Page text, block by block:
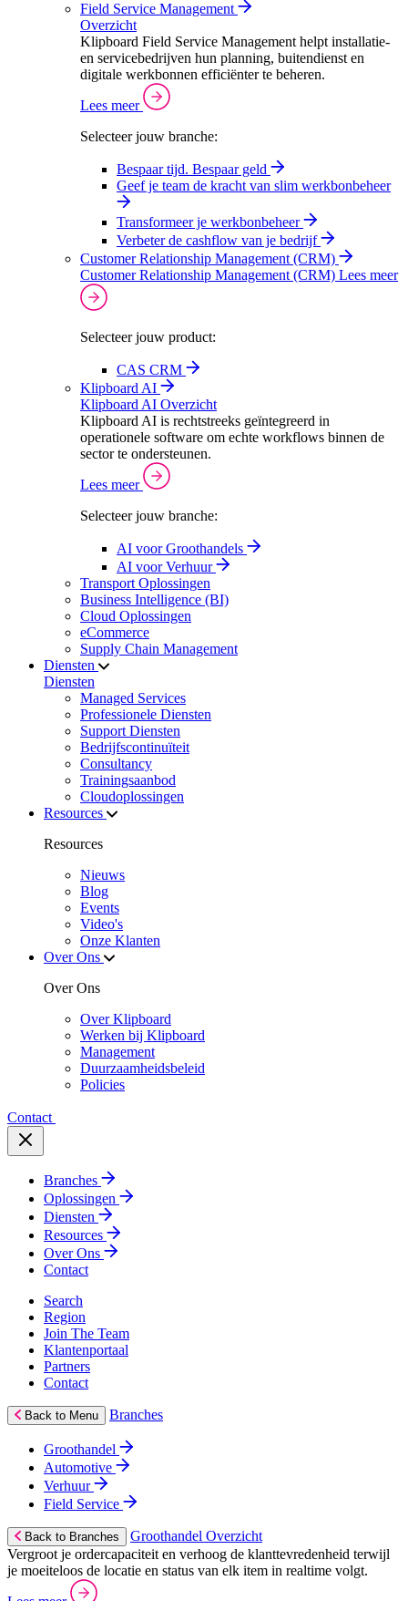
Field Service Management
Overzicht
Klipboard Field Service Management helpt installatie-
en servicebedrijven hun planning, buitendienst en
digitale werkbonnen efficiënter te beheren.
Lees meer
Selecteer jouw branche:
Bespaar tijd. Bespaar geld
Geef je team de kracht van slim werkbonbeheer
Transformeer je werkbonbeheer
Verbeter de cashflow van je bedrijf
Customer Relationship Management (CRM)
Customer Relationship Management (CRM) Lees meer
Selecteer jouw product:
CAS CRM
Klipboard AI
Klipboard AI Overzicht
Klipboard AI is rechtstreeks geïntegreerd in
operationele software om echte workflows binnen de
sector te ondersteunen.
Lees meer
Selecteer jouw branche:
AI voor Groothandels
AI voor Verhuur
Transport Oplossingen
Business Intelligence (BI)
Cloud Oplossingen
eCommerce
Supply Chain Management
Diensten
Diensten
Managed Services
Professionele Diensten
Support Diensten
Bedrijfscontinuïteit
Consultancy
Trainingsaanbod
Cloudoplossingen
Resources
Resources
Nieuws
Blog
Events
Video's
Onze Klanten
Over Ons
Over Ons
Over Klipboard
Werken bij Klipboard
Management
Duurzaamheidsbeleid
Policies
Contact
Branches
Oplossingen
Diensten
Resources
Over Ons
Contact
Search
Region
Join The Team
Klantenportaal
Partners
Contact
Back to Menu Branches
Groothandel
Automotive
Verhuur
Field Service
Back to Branches
Groothandel Overzicht
Vergroot je ordercapaciteit en verhoog de klanttevredenheid terwijl
je moeiteloos de locatie en status van elk item in realtime volgt.